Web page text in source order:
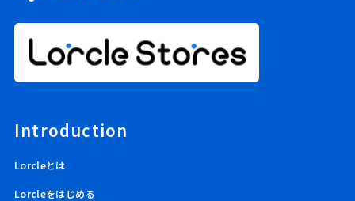
Introduction
Lorcleとは
Lorcleをはじめる